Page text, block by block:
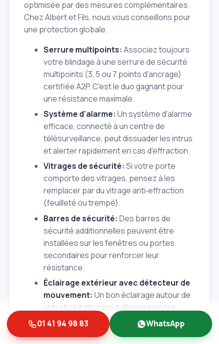
optimisée par des mesures complémentaires.
Chez Albert et Fils, nous vous conseillons pour
une protection globale.
Serrure multipoints: Associez toujours
votre blindage à une serrure de sécurité
multipoints (3, 5 ou 7 points d'ancrage)
certifiée A2P. C'est le duo gagnant pour
une résistance maximale.
Système d'alarme: Un système d'alarme
efficace, connecté à un centre de
télésurveillance, peut dissuader les intrus
et alerter rapidement en cas d'effraction.
Vitrages de sécurité: Si votre porte
comporte des vitrages, pensez à les
remplacer par du vitrage anti‑effraction
(feuilleté ou trempé).
Barres de sécurité: Des barres de
sécurité additionnelles peuvent être
installées sur les fenêtres ou portes
secondaires pour renforcer leur
résistance.
Éclairage extérieur avec détecteur de
mouvement: Un bon éclairage autour de
votre habitation peut décourager les
tentatives d'approche nocturnes.
Entretien régulier:Un blindage de porte
01 41 94 98 83 WhatsApp